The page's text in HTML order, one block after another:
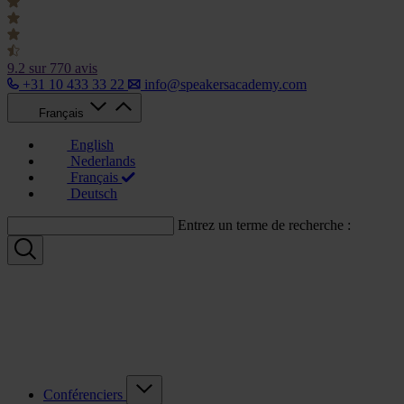
9.2 sur 770 avis
+31 10 433 33 22
info@speakersacademy.com
Français
English
Nederlands
Français
Deutsch
Entrez un terme de recherche :
Conférenciers